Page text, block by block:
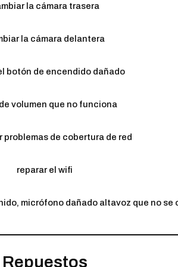
la cámara trasera
la cámara delantera
botón de encendido dañado
volumen que no funciona
problemas de cobertura de red
reparar el wifi
micrófono dañado altavoz que no se
Repuestos